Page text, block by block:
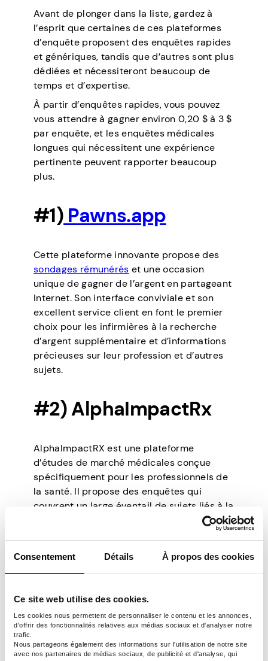
Consentement Détails À propos des cookies
Ce site web utilise des cookies.
Les cookies nous permettent de personnaliser le contenu et les annonces,
d'offrir des fonctionnalités relatives aux médias sociaux et d'analyser notre
trafic.
Nous partageons également des informations sur l'utilisation de notre site
avec nos partenaires de médias sociaux, de publicité et d'analyse, qui
Avant de plonger dans la liste, gardez à
l’esprit que certaines de ces plateformes
d’enquête proposent des enquêtes rapides
et génériques, tandis que d’autres sont plus
dédiées et nécessiteront beaucoup de
temps et d’expertise.
À partir d’enquêtes rapides, vous pouvez
vous attendre à gagner environ 0,20 $ à 3 $
par enquête, et les enquêtes médicales
longues qui nécessitent une expérience
pertinente peuvent rapporter beaucoup
plus.
#1) Pawns.app
Cette plateforme innovante propose des
sondages rémunérés et une occasion
unique de gagner de l’argent en partageant
Internet. Son interface conviviale et son
excellent service client en font le premier
choix pour les infirmières à la recherche
d’argent supplémentaire et d’informations
précieuses sur leur profession et d’autres
sujets.
#2) AlphaImpactRx
AlphaImpactRX est une plateforme
d’études de marché médicales conçue
spécifiquement pour les professionnels de
la santé. Il propose des enquêtes qui
couvrent un large éventail de sujets liés à la
médecine, permettant aux professionnels
de la santé de partager leurs opinions et
leur expertise. AlphaImpactRX s’assure que
les sondages sont pertinents pour des rôles
et des responsabilités spécifiques, ce qui
attrayante.
#3) Opinions sur les